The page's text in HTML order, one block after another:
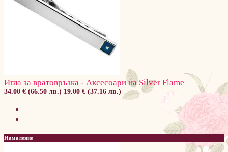
Игла за вратовръзка - Аксесоари на Silver Flame
34.00 € (66.50 лв.) 19.00 € (37.16 лв.)
Намаление